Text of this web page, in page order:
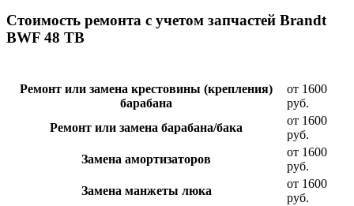
Стоимость ремонта с учетом запчастей Brandt
BWF 48 TB
Ремонт или замена крестовины (крепления)
барабана
от 1600
руб.
Ремонт или замена барабана/бака
от 1600
руб.
Замена амортизаторов
от 1600
руб.
Замена манжеты люка
от 1600
руб.